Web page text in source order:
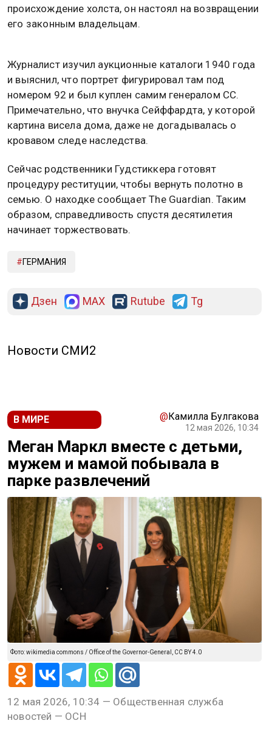
происхождение холста, он настоял на возвращении
его законным владельцам.
Журналист изучил аукционные каталоги 1940 года
и выяснил, что портрет фигурировал там под
номером 92 и был куплен самим генералом СС.
Примечательно, что внучка Сейффардта, у которой
картина висела дома, даже не догадывалась о
кровавом следе наследства.
Сейчас родственники Гудстиккера готовят
процедуру реституции, чтобы вернуть полотно в
семью. О находке сообщает The Guardian. Таким
образом, справедливость спустя десятилетия
начинает торжествовать.
ГЕРМАНИЯ
Дзен MAX Rutube Tg
Новости СМИ2
В МИРЕ @Камилла Булгакова
12 мая 2026, 10:34
Меган Маркл вместе с детьми,
мужем и мамой побывала в
парке развлечений
Фото: wikimedia commons / Office of the Governor-General, CC BY 4.0
12 мая 2026, 10:34 — Общественная служба
новостей — ОСН